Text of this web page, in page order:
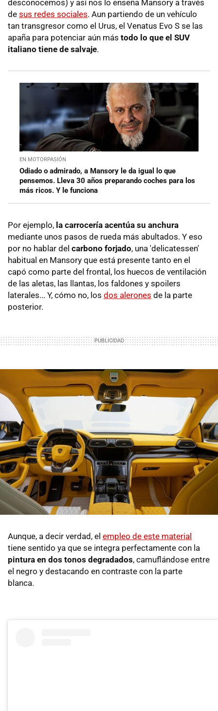
desconocemos) y así nos lo enseña Mansory a través
de sus redes sociales. Aun partiendo de un vehículo
tan transgresor como el Urus, el Venatus Evo S se las
apaña para potenciar aún más todo lo que el SUV
italiano tiene de salvaje.
EN MOTORPASIÓN
Odiado o admirado, a Mansory le da igual lo que
pensemos. Lleva 30 años preparando coches para los
más ricos. Y le funciona
Por ejemplo, la carrocería acentúa su anchura
mediante unos pasos de rueda más abultados. Y eso
por no hablar del carbono forjado, una 'delicatessen'
habitual en Mansory que está presente tanto en el
capó como parte del frontal, los huecos de ventilación
de las aletas, las llantas, los faldones y spoilers
laterales... Y, cómo no, los dos alerones de la parte
posterior.
Aunque, a decir verdad, el empleo de este material
tiene sentido ya que se integra perfectamente con la
pintura en dos tonos degradados, camuflándose entre
el negro y destacando en contraste con la parte
blanca.